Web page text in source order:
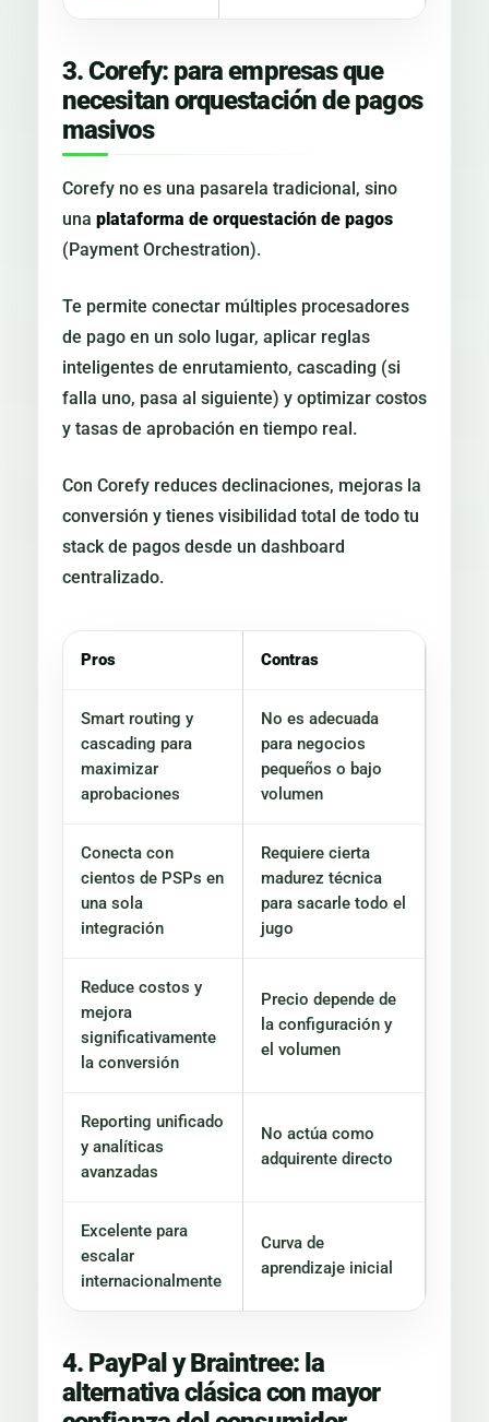
3. Corefy: para empresas que
necesitan orquestación de pagos
masivos
Corefy no es una pasarela tradicional, sino
una plataforma de orquestación de pagos
(Payment Orchestration).
Te permite conectar múltiples procesadores
de pago en un solo lugar, aplicar reglas
inteligentes de enrutamiento, cascading (si
falla uno, pasa al siguiente) y optimizar costos
y tasas de aprobación en tiempo real.
Con Corefy reduces declinaciones, mejoras la
conversión y tienes visibilidad total de todo tu
stack de pagos desde un dashboard
centralizado.
Pros Contras
Smart routing y
cascading para
maximizar
aprobaciones
No es adecuada
para negocios
pequeños o bajo
volumen
Conecta con
cientos de PSPs en
una sola
integración
Requiere cierta
madurez técnica
para sacarle todo el
jugo
Reduce costos y
mejora
significativamente
la conversión
Precio depende de
la configuración y
el volumen
Reporting unificado
y analíticas
avanzadas
No actúa como
adquirente directo
Excelente para
escalar
internacionalmente
Curva de
aprendizaje inicial
4. PayPal y Braintree: la
alternativa clásica con mayor